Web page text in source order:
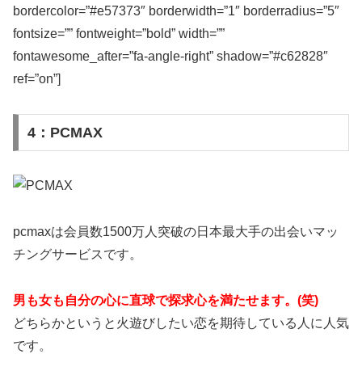
bordercolor=”#e57373″ borderwidth=”1″ borderradius=”5″
fontsize=”” fontweight=”bold” width=””
fontawesome_after=”fa-angle-right” shadow=”#c62828″
ref=”on”]
4：PCMAX
pcmaxは会員数1500万人突破の日本最大手の出会いマッ
チングサービスです。
男も女も自分の心に直球で探求心を満たせます。(笑)
どちらかというと火遊びしたい恋を期待している人に人気
です。